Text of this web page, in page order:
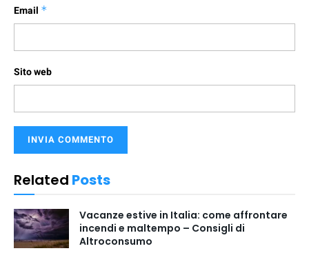
Email *
Sito web
Related Posts
Vacanze estive in Italia: come affrontare
incendi e maltempo – Consigli di
Altroconsumo